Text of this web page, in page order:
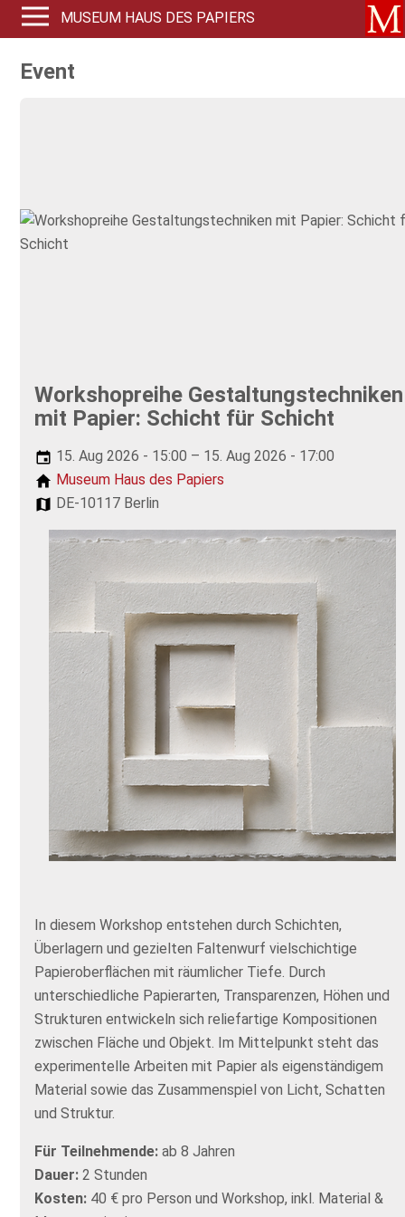
MUSEUM HAUS DES PAPIERS
Event
Workshopreihe Gestaltungstechniken
mit Papier: Schicht für Schicht
15. Aug 2026 - 15:00 – 15. Aug 2026 - 17:00
Museum Haus des Papiers
DE-10117 Berlin
In diesem Workshop entstehen durch Schichten,
Überlagern und gezielten Faltenwurf vielschichtige
Papieroberflächen mit räumlicher Tiefe. Durch
unterschiedliche Papierarten, Transparenzen, Höhen und
Strukturen entwickeln sich reliefartige Kompositionen
zwischen Fläche und Objekt. Im Mittelpunkt steht das
experimentelle Arbeiten mit Papier als eigenständigem
Material sowie das Zusammenspiel von Licht, Schatten
und Struktur.
Für Teilnehmende: ab 8 Jahren
Dauer: 2 Stunden
Kosten: 40 € pro Person und Workshop, inkl. Material &